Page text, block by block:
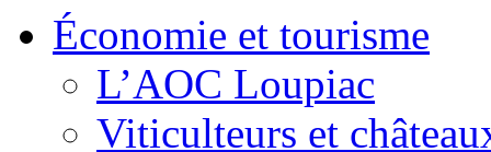
Économie et tourisme
L’AOC Loupiac
Viticulteurs et